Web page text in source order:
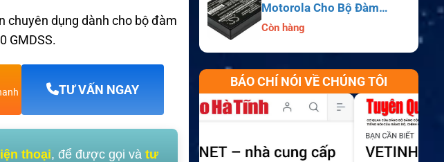
chuyên dụng dành cho bộ đàm
GMDSS.
TƯ VẤN NGAY
thoại, để được gọi vàtư
Motorola Cho Bộ Đàm
MT700, HT210, HT220,
Còn hàng
BÁO CHÍ NÓI VỀ CHÚNG TÔI